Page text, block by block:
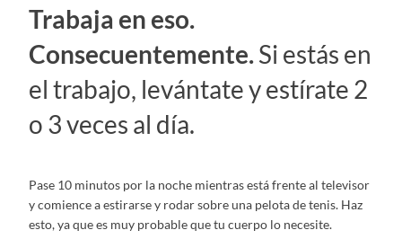
Trabaja en eso.
Consecuentemente.Si estás en
el trabajo, levántate y estírate 2
o 3 veces al día.
Pase 10 minutos por la noche mientras está frente al televisor
y comience a estirarse y rodar sobre una pelota de tenis. Haz
esto, ya que es muy probable que tu cuerpo lo necesite.